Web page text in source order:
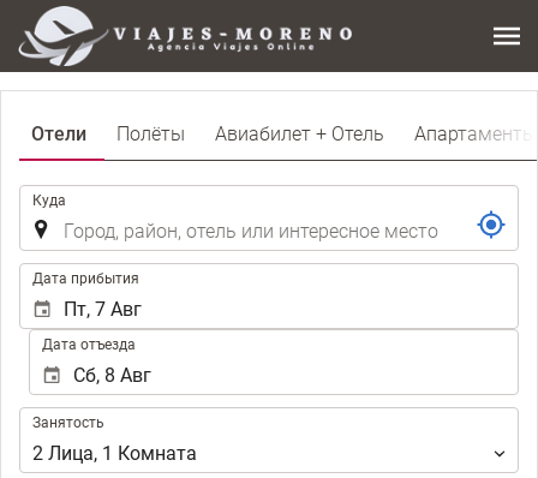
Отели Полёты Авиабилет + Отель Апартаменты
Куда
Дата прибытия
Дата отъезда
Занятость
Занятость
2 Лица, 1 Комната